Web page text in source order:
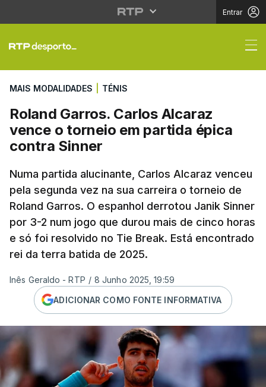
Entrar
Roland Garros.
MAIS MODALIDADES TÉNIS
Roland Garros. Carlos Alcaraz
vence o torneio em partida épica
contra Sinner
Numa partida alucinante, Carlos Alcaraz venceu
pela segunda vez na sua carreira o torneio de
Roland Garros. O espanhol derrotou Janik Sinner
por 3-2 num jogo que durou mais de cinco horas
e só foi resolvido no Tie Break. Está encontrado
rei da terra batida de 2025.
Inês Geraldo - RTP / 8 Junho 2025, 19:59
ADICIONAR COMO FONTE INFORMATIVA